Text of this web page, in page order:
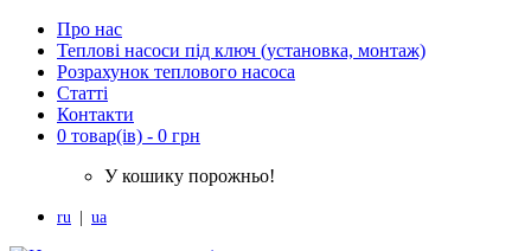
Про нас
Теплові насоси під ключ (установка, монтаж)
Розрахунок теплового насоса
Статті
Контакти
0 товар(ів) - 0 грн
У кошику порожньо!
ru ua